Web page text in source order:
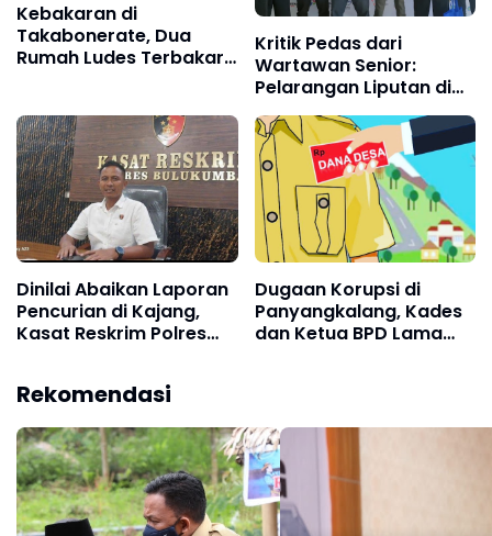
Kebakaran di
Takabonerate, Dua
Rumah Ludes Terbakar,
Kritik Pedas dari
Wartawan Senior:
Pelarangan Liputan di
DPRD Bulukumba
Langgar UU Pers
Dinilai Abaikan Laporan
Pencurian di Kajang,
Kasat Reskrim Polres
Dugaan Korupsi di
Panyangkalang, Kades
dan Ketua BPD Lama
Rekomendasi